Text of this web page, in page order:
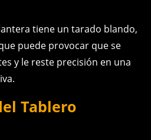
tiene un tarado blando,
puede provocar que se
y le reste precisión en una
Tablero